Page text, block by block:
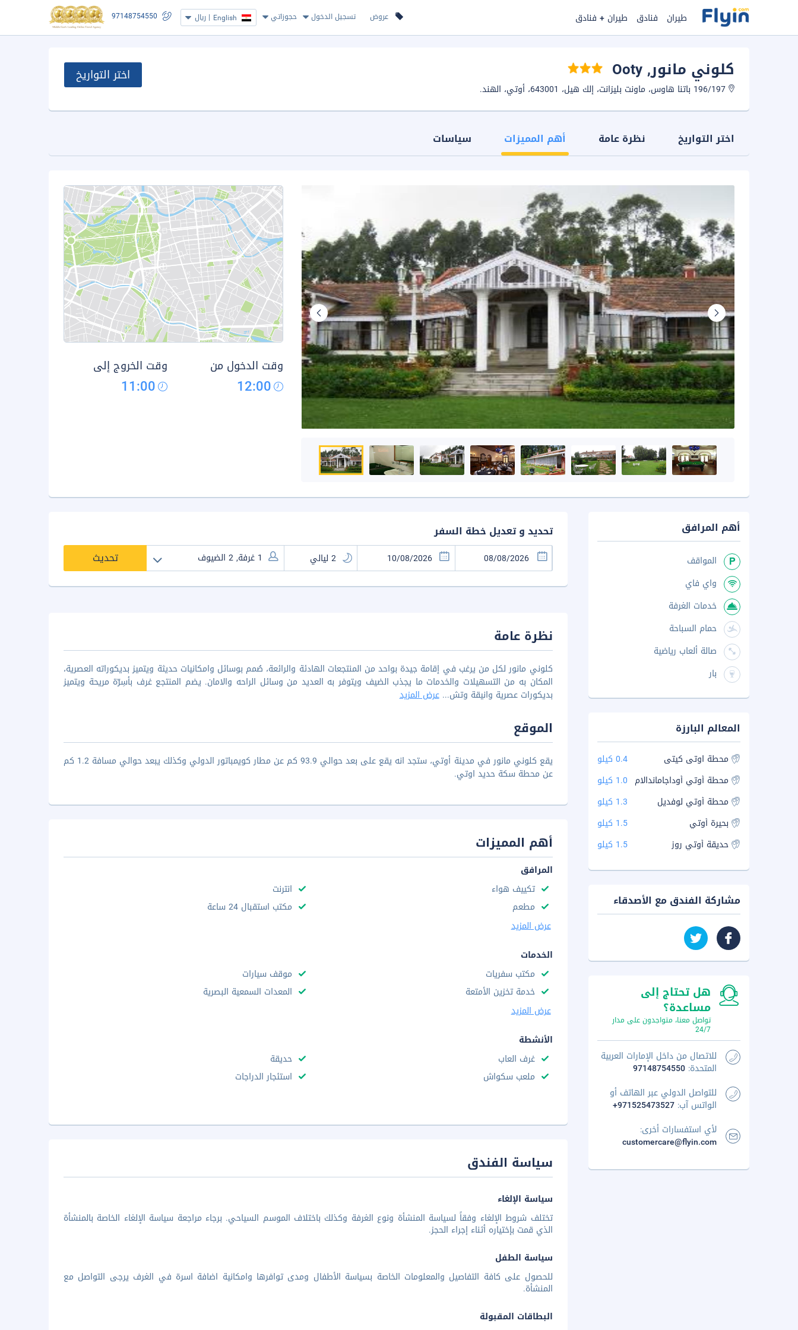
عروض تسجيل الدخول حجوزاتي English
| ريال 97148754550 طيران فنادق طيران + فنادق
كلوني مانور, Ooty اختر التواريخ
اختر التواريخ نظرة عامة أهم المميزات سياسات
وقت الدخول من
12:00
وقت الخروج إلى
11:00
تحديد و تعديل خطة السفر
تحديث
نظرة عامة
كلوني مانور لكل من يرغب في إقامة جيدة بواحد من المنتجعات الهادئة والرائعة، صُمم بوسائل وامكانيات حديثة ويتميز بديكوراته العصرية،
المكان به من التسهيلات والخدمات ما يجذب الضيف ويتوفر به العديد من وسائل الراحه والامان. يضم المنتجع غرف بأسِرّة مريحة ويتميز
بديكورات عصرية وانيقة وتش...عرض المزيد
الموقع
يقع كلوني مانور في مدينة أوتي، ستجد انه يقع على بعد حوالي 93.9 كم عن مطار كويمباتور الدولي وكذلك يبعد حوالي مسافة 1.2 كم
عن محطة سكة حديد اوتي.
أهم المميزات
المرافق
تكييف هواء
انترنت
مطعم
مكتب استقبال 24 ساعة
عرض المزيد
الخدمات
مكتب سفريات
موقف سيارات
خدمة تخزين الأمتعة
المعدات السمعية البصرية
عرض المزيد
الأنشطة
غرف العاب
حديقة
ملعب سكواش
استئجار الدراجات
سياسة الفندق
سياسة الإلغاء
تختلف شروط الإلغاء وفقاً لسياسة المنشأة ونوع الغرفة وكذلك باختلاف الموسم السياحي. برجاء مراجعة سياسة الإلغاء الخاصة بالمنشأة
الذي قمت بإختياره أثناء إجراء الحجز.
سياسة الطفل
للحصول على كافة التفاصيل والمعلومات الخاصة بسياسة الأطفال ومدى توافرها وامكانية اضافة اسرة في الغرف يرجى التواصل مع
المنشأة.
البطاقات المقبولة
أهم المرافق
المواقف
واي فاي
خدمات الغرفة
حمام السباحة
صالة ألعاب رياضية
بار
المعالم البارزة
محطة اوتى كيتى
0.4 كيلو
محطة أوتي أوداجاماندالام 1.0 كيلو
محطة أوتي لوفديل
1.3 كيلو
بحيرة أوتي
1.5 كيلو
حديقة أوتي روز
1.5 كيلو
مشاركة الفندق مع الأصدقاء
هل تحتاج إلى
مساعدة؟
تواصل معنا، متواجدون على مدار
24/7
للاتصال من داخل الإمارات العربية
المتحدة: 97148754550
للتواصل الدولي عبر الهاتف أو
الواتس آب: +971525473527
لأي استفسارات أخرى:
customercare@flyin.com